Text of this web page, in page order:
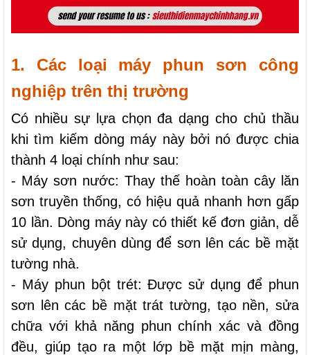
1. Các loại máy phun sơn công
nghiệp trên thị trường
Có nhiều sự lựa chọn đa dạng cho chủ thầu
khi tìm kiếm dòng máy này bởi nó được chia
thành 4 loại chính như sau:
- Máy sơn nước: Thay thế hoàn toàn cây lăn
sơn truyền thống, có hiệu quả nhanh hơn gấp
10 lần. Dòng máy này có thiết kế đơn giản, dễ
sử dụng, chuyên dùng để sơn lên các bề mặt
tường nhà.
- Máy phun bột trét: Được sử dụng để phun
sơn lên các bề mặt trát tường, tạo nền, sửa
chữa với khả năng phun chính xác và đồng
đều, giúp tạo ra một lớp bề mặt mịn màng,